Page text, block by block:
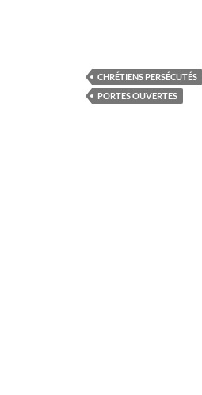
CHRÉTIENS PERSÉCUTÉS
PORTES OUVERTES